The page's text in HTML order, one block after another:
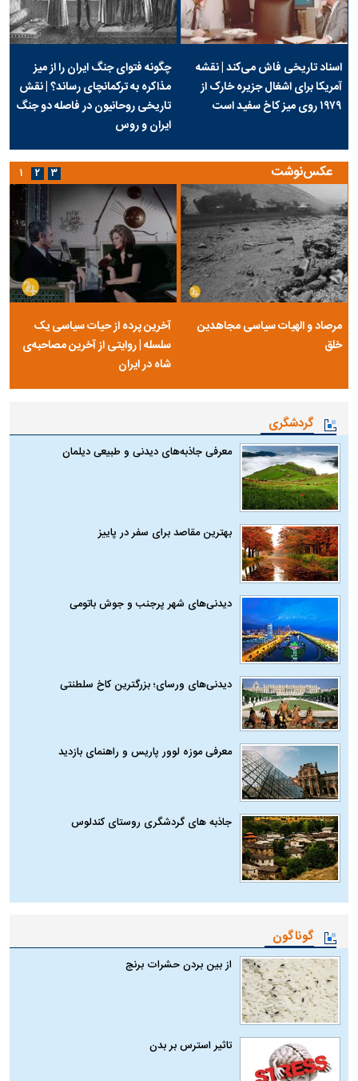
اسناد تاریخی فاش می‌کند | نقشه
آمریکا برای اشغال جزیره خارک از
۱۹۷۹ روی میز کاخ سفید است
چگونه فتوای جنگ ایران را از میز
مذاکره به ترکمانچای رساند؟ | نقش
تاریخی روحانیون در فاصله دو جنگ
ایران و روس
عکس‌نوشت
مرصاد و الهیات سیاسی مجاهدین
خلق
آخرین پرده از حیات سیاسی یک
سلسله | روایتی از آخرین مصاحبه‌ی
شاه در ایران
۱ ۲ ۳
گردشگری
معرفی جاذبه‌های دیدنی و طبیعی دیلمان
بهترین مقاصد برای سفر در پاییز
دیدنی‌های شهر پرجنب و جوش باتومی
دیدنی‌های ورسای؛ بزرگترین کاخ سلطنتی
معرفی موزه لوور پاریس و راهنمای بازدید
جاذبه های گردشگری روستای کندلوس
گوناگون
از بین بردن حشرات برنج
تاثیر استرس بر بدن